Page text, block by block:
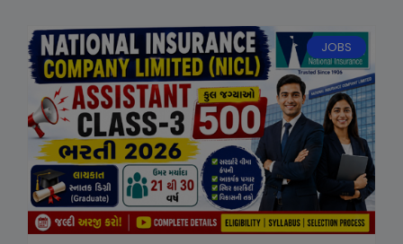
JOBS